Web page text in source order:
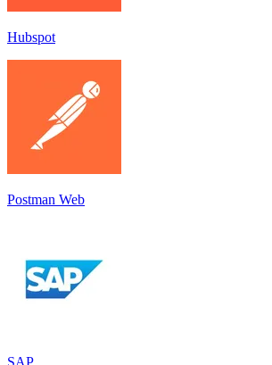
Hubspot
Postman Web
SAP